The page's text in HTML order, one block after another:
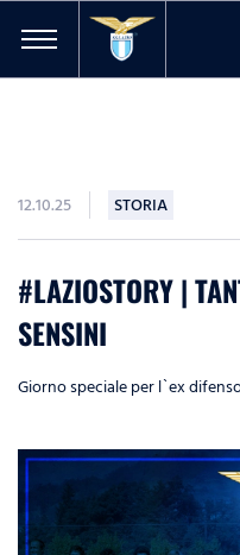
12.10.25 STORIA
#LAZIOSTORY |
SENSINI
Giorno speciale per l`ex